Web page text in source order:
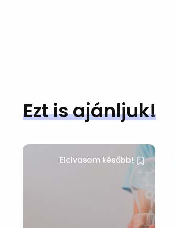
Ezt is ajánljuk!
Elolvasom később!